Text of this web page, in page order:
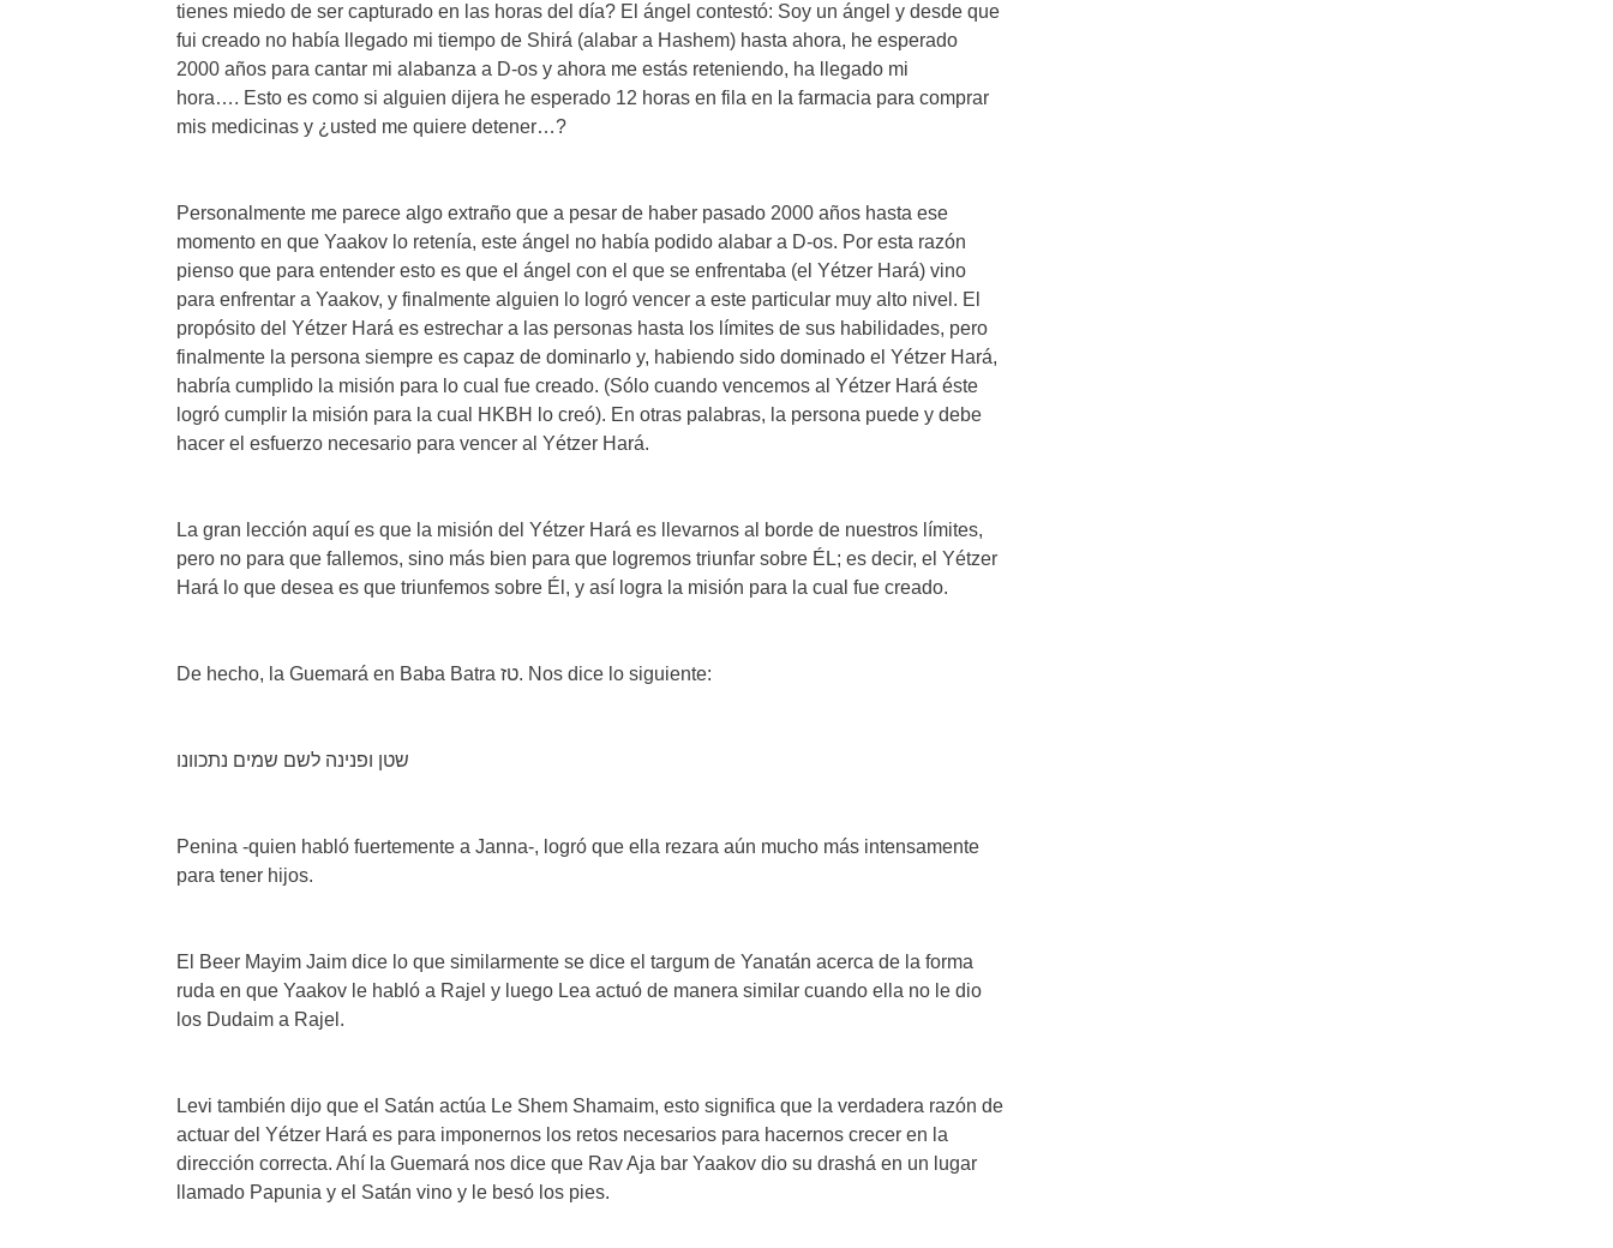
tienes miedo de ser capturado en las horas del día? El ángel contestó: Soy un ángel y desde que
fui creado no había llegado mi tiempo de Shirá (alabar a Hashem) hasta ahora, he esperado
2000 años para cantar mi alabanza a D-os y ahora me estás reteniendo, ha llegado mi
hora…. Esto es como si alguien dijera he esperado 12 horas en fila en la farmacia para comprar
mis medicinas y ¿usted me quiere detener…?
Personalmente me parece algo extraño que a pesar de haber pasado 2000 años hasta ese
momento en que Yaakov lo retenía, este ángel no había podido alabar a D-os. Por esta razón
pienso que para entender esto es que el ángel con el que se enfrentaba (el Yétzer Hará) vino
para enfrentar a Yaakov, y finalmente alguien lo logró vencer a este particular muy alto nivel. El
propósito del Yétzer Hará es estrechar a las personas hasta los límites de sus habilidades, pero
finalmente la persona siempre es capaz de dominarlo y, habiendo sido dominado el Yétzer Hará,
habría cumplido la misión para lo cual fue creado. (Sólo cuando vencemos al Yétzer Hará éste
logró cumplir la misión para la cual HKBH lo creó). En otras palabras, la persona puede y debe
hacer el esfuerzo necesario para vencer al Yétzer Hará.
La gran lección aquí es que la misión del Yétzer Hará es llevarnos al borde de nuestros límites,
pero no para que fallemos, sino más bien para que logremos triunfar sobre ÉL; es decir, el Yétzer
Hará lo que desea es que triunfemos sobre Él, y así logra la misión para la cual fue creado.
De hecho, la Guemará en Baba Batra טז. Nos dice lo siguiente:
שטן ופנינה לשם שמים נתכוונו
Penina -quien habló fuertemente a Janna-, logró que ella rezara aún mucho más intensamente
para tener hijos.
El Beer Mayim Jaim dice lo que similarmente se dice el targum de Yanatán acerca de la forma
ruda en que Yaakov le habló a Rajel y luego Lea actuó de manera similar cuando ella no le dio
los Dudaim a Rajel.
Levi también dijo que el Satán actúa Le Shem Shamaim, esto significa que la verdadera razón de
actuar del Yétzer Hará es para imponernos los retos necesarios para hacernos crecer en la
dirección correcta. Ahí la Guemará nos dice que Rav Aja bar Yaakov dio su drashá en un lugar
llamado Papunia y el Satán vino y le besó los pies.